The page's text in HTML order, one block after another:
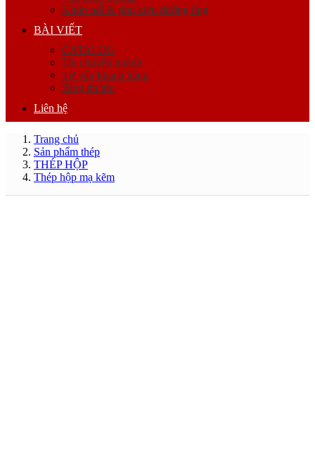
Khớp nối & phụ kiện đường ống
BÀI VIẾT
CATALOG
Tin chuyên ngành
Tư vấn khách hàng
Blog tin tức
Liên hệ
Trang chủ
Sản phẩm thép
THÉP HỘP
Thép hộp mạ kẽm